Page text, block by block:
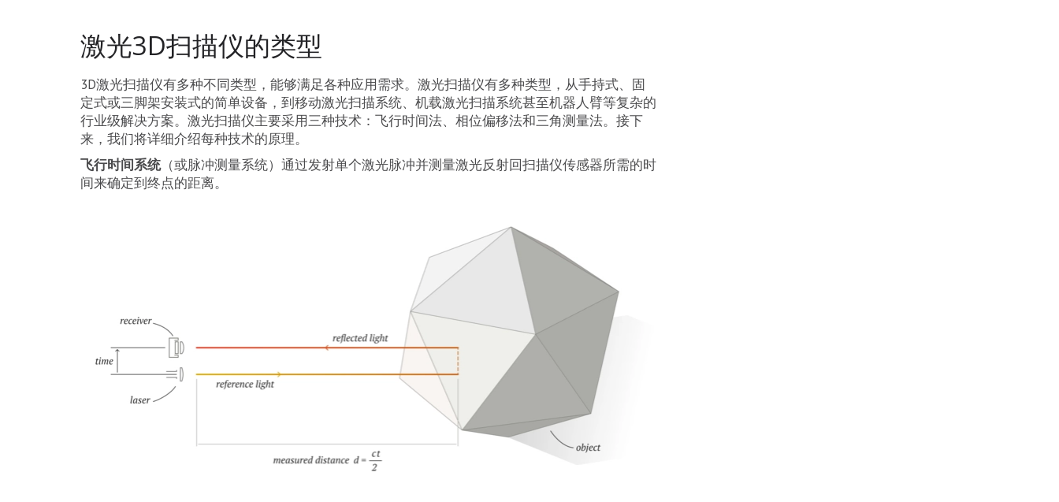
激光3D扫描仪的类型
3D激光扫描仪有多种不同类型，能够满足各种应用需求。激光扫描仪有多种类型，从手持式、固
定式或三脚架安装式的简单设备，到移动激光扫描系统、机载激光扫描系统甚至机器人臂等复杂的
行业级解决方案。激光扫描仪主要采用三种技术：飞行时间法、相位偏移法和三角测量法。接下
来，我们将详细介绍每种技术的原理。
飞行时间系统（或脉冲测量系统）通过发射单个激光脉冲并测量激光反射回扫描仪传感器所需的时
间来确定到终点的距离。